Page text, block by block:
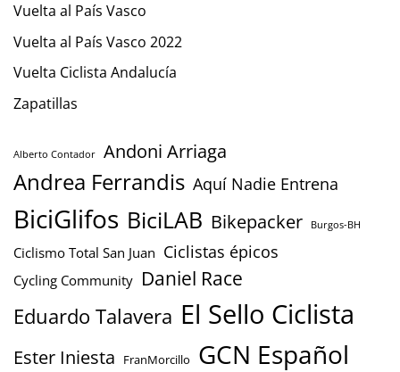
Vuelta al País Vasco
Vuelta al País Vasco 2022
Vuelta Ciclista Andalucía
Zapatillas
Alberto Contador Andoni Arriaga
Andrea Ferrandis Aquí Nadie Entrena
BiciGlifos BiciLAB Bikepacker Burgos-BH
Ciclismo Total San Juan Ciclistas épicos
Cycling Community Daniel Race
Eduardo Talavera El Sello Ciclista
Ester Iniesta FranMorcillo GCN Español